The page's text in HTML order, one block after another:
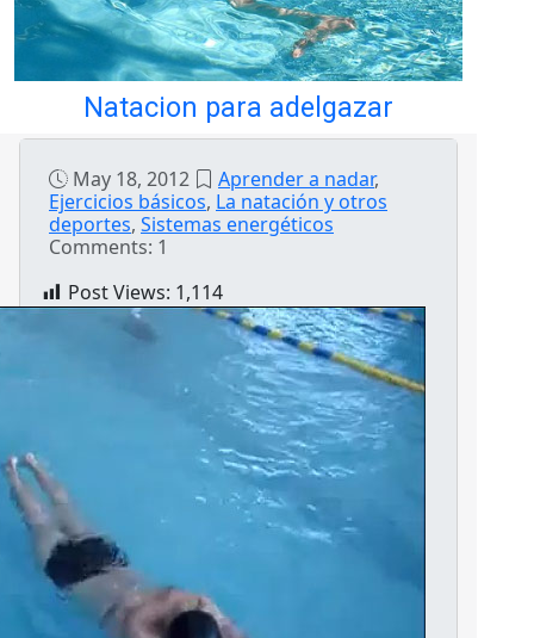
Natacion para adelgazar
May 18, 2012 Aprender a nadar,
Ejercicios básicos, La natación y otros
deportes, Sistemas energéticos
Comments: 1
Post Views: 1,114